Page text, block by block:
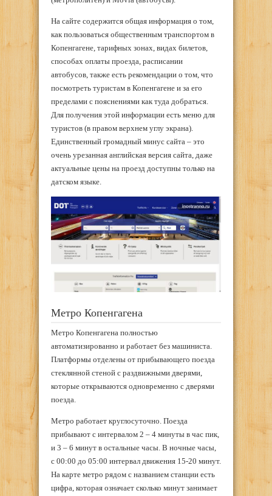
На сайте содержится общая информация о том,
как пользоваться общественным транспортом в
Копенгагене, тарифных зонах, видах билетов,
способах оплаты проезда, расписании
автобусов, также есть рекомендации о том, что
посмотреть туристам в Копенгагене и за его
пределами с пояснениями как туда добраться.
Для получения этой информации есть меню для
туристов (в правом верхнем углу экрана).
Единственный громадный минус сайта – это
очень урезанная английская версия сайта, даже
актуальные цены на проезд доступны только на
датском языке.
Метро Копенгагена
Метро Копенгагена полностью
автоматизированно и работает без машиниста.
Платформы отделены от прибывающего поезда
стеклянной стеной с раздвижными дверями,
которые открываются одновременно с дверями
поезда.
Метро работает круглосуточно. Поезда
прибывают с интервалом 2 – 4 минуты в час пик,
и 3 – 6 минут в остальные часы. В ночные часы,
с 00:00 до 05:00 интервал движения 15-20 минут.
На карте метро рядом с названием станции есть
цифра, которая означает сколько минут занимает